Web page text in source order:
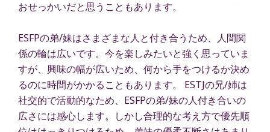
おせっかいだと思うこともあります。
ESFPの弟/妹はさまざまな人と付き合うため、人間関
係の輪は広いです。今を楽しみたいと強く思っていま
すが、興味の幅が広いため、何から手をつけるか決め
るのに時間がかかることもあります。 ESTJの兄/姉は
社交的で活動的なため、ESFPの弟/妹の人付き合いの
広さには感心します。しかし合理的な考え方で優先順